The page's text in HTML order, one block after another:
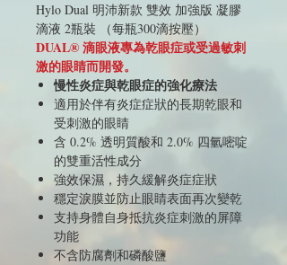
Hylo Dual 明沛新款 雙效 加強版 凝膠
滴液 2瓶裝 （每瓶300滴按壓）
DUAL® 滴眼液專為乾眼症或受過敏刺
激的眼睛而開發。
慢性炎症與乾眼症的強化療法
適用於伴有炎症症狀的長期乾眼和
受刺激的眼睛
含 0.2% 透明質酸和 2.0% 四氫嘧啶
的雙重活性成分
強效保濕，持久緩解炎症症狀
穩定淚膜並防止眼睛表面再次變乾
支持身體自身抵抗炎症刺激的屏障
功能
不含防腐劑和磷酸鹽